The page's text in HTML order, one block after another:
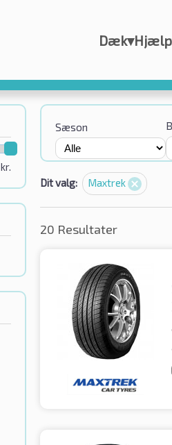
Dæk▾Hjælp
kr.
Sæson
Dit valg: Maxtrek
20 Resultater